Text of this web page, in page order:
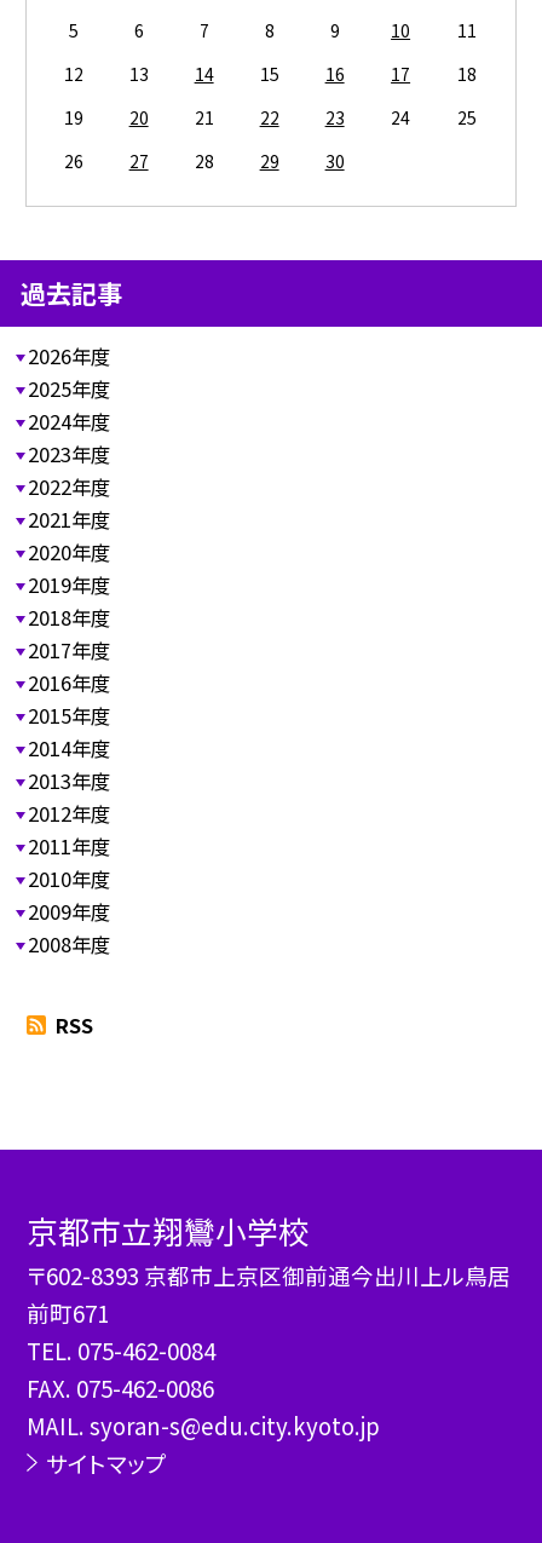
5
6 7 8 9 10
11
12
13 14 15 16 17
18
19
20 21 22 23 24
25
26
27 28 29 30
過去記事
2026年度
2025年度
2024年度
2023年度
2022年度
2021年度
2020年度
2019年度
2018年度
2017年度
2016年度
2015年度
2014年度
2013年度
2012年度
2011年度
2010年度
2009年度
2008年度
RSS
京都市立翔鸞小学校
〒602-8393 京都市上京区御前通今出川上ル鳥居
前町671
TEL. 075-462-0084
FAX. 075-462-0086
MAIL. syoran-s@edu.city.kyoto.jp
サイトマップ